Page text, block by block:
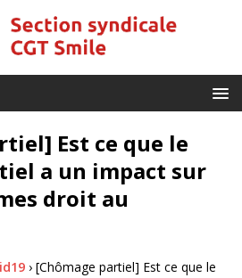
Est ce que le
a un impact sur
droit au
› [Chômage partiel] Est ce que le